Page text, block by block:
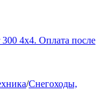
4х4. Оплата после
/Снегоходы,